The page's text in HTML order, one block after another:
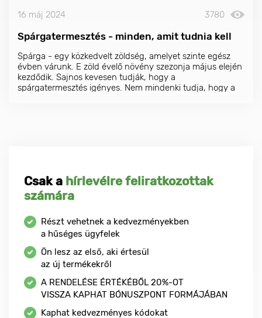
16 máj 2024 3780
Spárgatermesztés - minden, amit tudnia kell
Spárga - egy közkedvelt zöldség, amelyet szinte egész
évben várunk. E zöld évelő növény szezonja május elején
kezdődik. Sajnos kevesen tudják, hogy a
spárgatermesztés igényes. Nem mindenki tudja, hogy a
Csak a hírlevélre feliratkozottak
számára
Részt vehetnek a kedvezményekben
a hűséges ügyfelek
Ön lesz az első, aki értesül
az új termékekről
A RENDELÉSE ÉRTÉKÉBŐL 20%-OT
VISSZA KAPHAT BÓNUSZPONT FORMÁJÁBAN
Kaphat kedvezményes kódokat